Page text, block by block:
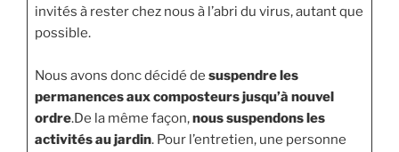
invités à rester chez nous à l’abri du virus, autant que
possible.
Nous avons donc décidé de suspendre les
permanences aux composteurs jusqu’à nouvel
ordre.De la même façon,nous suspendons les
activités au jardin. Pour l’entretien, une personne